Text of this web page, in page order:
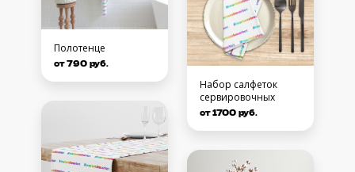
Полотенце
от 790 руб.
Набор салфеток
сервировочных
от 1700 руб.